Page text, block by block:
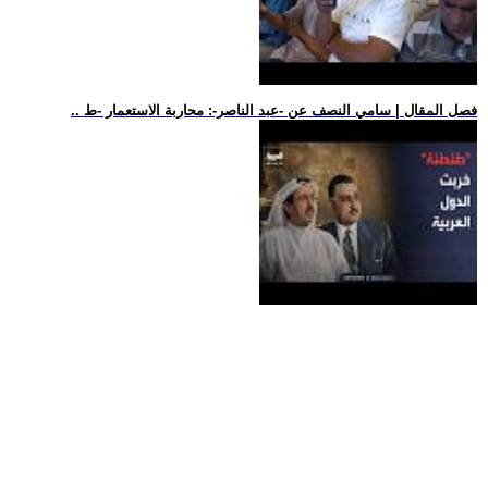
.. فصل المقال | سامي النصف عن -عبد الناصر-: محاربة الاستعمار -ط